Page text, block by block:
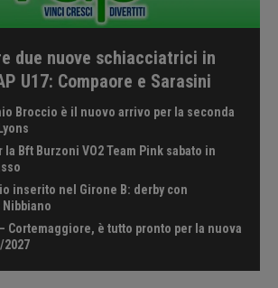
due nuove schiacciatrici in
U17: Compaore e Sarasini
Broccio è il nuovo arrivo per la seconda
la Bft Burzoni VO2 Team Pink sabato in
inserito nel Girone B: derby con
Cortemaggiore, è tutto pronto per la nuova
2027